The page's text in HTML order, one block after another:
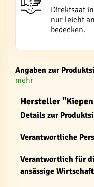
Direktsaat
nur leicht
bedecken.
Angaben zur
mehr
Hersteller
Details zur
Verantwortliche
Verantwortlich für
ansässige